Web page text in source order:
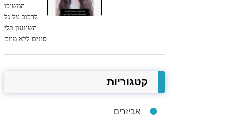
המשיכו
לרכוב על גל
השיגעון בלי
סוגים ללא מיזם
קטגוריות
אביזרים